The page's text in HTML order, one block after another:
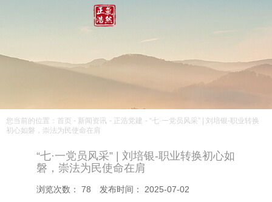
您当前的位置：首页 - 新闻资讯 - 正浩党建 - “七·一党员风采” | 刘培银-职业转换
初心如磐，崇法为民使命在肩
“七·一党员风采” | 刘培银-职业转换初心如
磐，崇法为民使命在肩
浏览次数： 78 发布时间： 2025-07-02